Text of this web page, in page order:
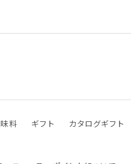
料 ギフト カタログギフト